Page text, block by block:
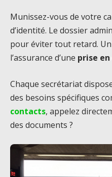
Munissez-vous de votre
d’identité. Le dossier
pour éviter tout retard. Un
l’assurance d’une prise
Chaque secrétariat
des besoins spécifiques
contacts, appelez
des documents ?